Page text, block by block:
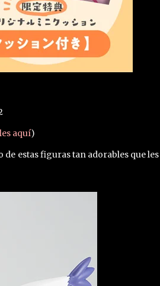
aquí)
estas figuras tan adorables que les